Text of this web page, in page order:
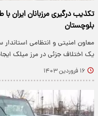
تکذیب درگیری مرزبانان ایران
بلوچستان
معاون امنیتی و انتظامی
یک اختلاف جزئی در مرز میلک
۱۶ فروردین ۱۴۰۳